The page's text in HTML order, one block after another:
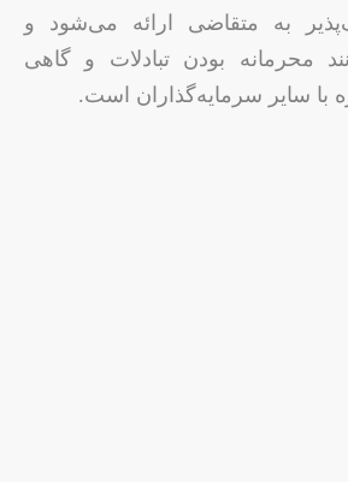
به متقاضی ارائه می‌شود و
محرمانه بودن تبادلات و گاهی
با سایر سرمایه‌گذاران است.